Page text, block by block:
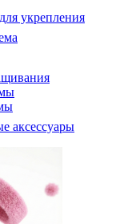
укрепления
аксессуары